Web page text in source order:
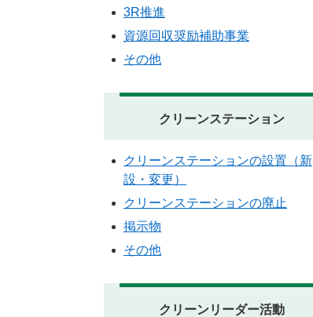
3R推進
資源回収奨励補助事業
その他
クリーンステーション
クリーンステーションの設置（新
設・変更）
クリーンステーションの廃止
掲示物
その他
クリーンリーダー活動